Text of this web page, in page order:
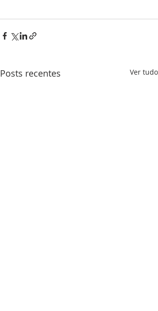
Posts recentes Ver tudo